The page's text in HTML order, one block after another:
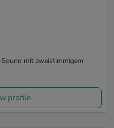
mit zweistimmigem
profile